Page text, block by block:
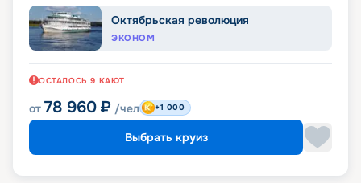
Октябрьская революция
ЭКОНОМ
ОСТАЛОСЬ 9 КАЮТ
от 78 960 ₽ /чел +1 000
Выбрать круиз